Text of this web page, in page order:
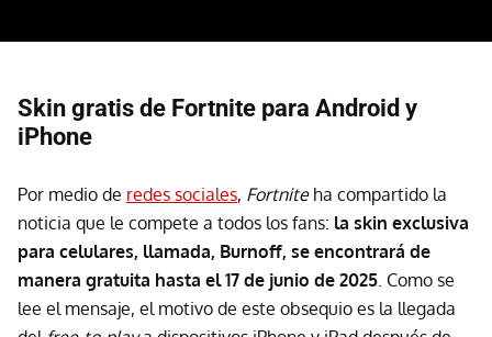
Skin gratis de Fortnite para Android y
iPhone
Por medio de redes sociales, Fortnite ha compartido la
noticia que le compete a todos los fans: la skin exclusiva
para celulares, llamada, Burnoff, se encontrará de
manera gratuita hasta el 17 de junio de 2025. Como se
lee el mensaje, el motivo de este obsequio es la llegada